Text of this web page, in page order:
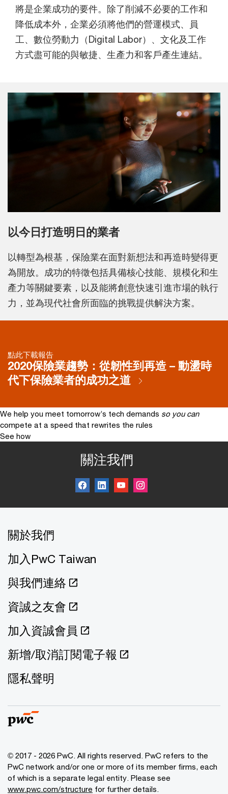
將是企業成功的要件。除了削減不必要的工作和
降低成本外，企業必須將他們的營運模式、員
工、數位勞動力（Digital Labor）、文化及工作
方式盡可能的與敏捷、生產力和客戶產生連結。
以今日打造明日的業者
以轉型為根基，保險業在面對新想法和再造時變得更
為開放。成功的特徵包括具備核心技能、規模化和生
產力等關鍵要素，以及能將創意快速引進市場的執行
力，並為現代社會所面臨的挑戰提供解決方案。
點此下載報告
2020保險業趨勢：從韌性到再造 – 動盪時
代下保險業者的成功之道
We help you meet tomorrow’s tech demands so you can
compete at a speed that rewrites the rules
See how
關注我們
關於我們
加入PwC Taiwan
與我們連絡
資誠之友會
加入資誠會員
新增/取消訂閱電子報
隱私聲明
© 2017 - 2026 PwC. All rights reserved. PwC refers to the
PwC network and/or one or more of its member firms, each
of which is a separate legal entity. Please see
www.pwc.com/structure for further details.